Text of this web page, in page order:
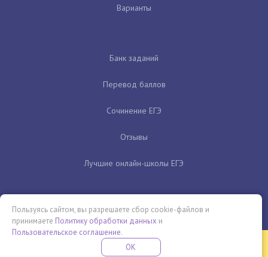
Варианты
Банк заданий
Перевод баллов
Сочинение ЕГЭ
Отзывы
Лучшие онлайн-школы ЕГЭ
Бесплатная летняя школа
Пользуясь сайтом, вы разрешаете сбор cookie-файлов и
принимаете Политику обработки данных и
Пользовательское соглашение.
OK